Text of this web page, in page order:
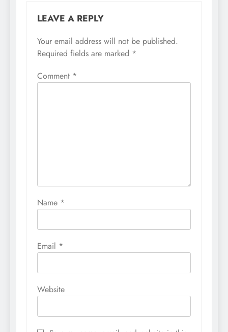
LEAVE A REPLY
Your email address will not be published.
Required fields are marked *
Comment *
Name *
Email *
Website